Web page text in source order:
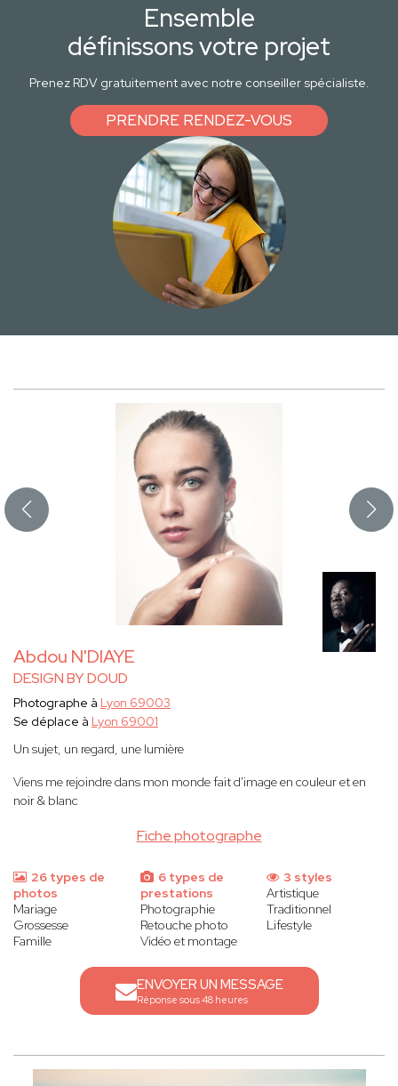
Ensemble
définissons votre projet
Prenez RDV gratuitement avec notre conseiller spécialiste.
PRENDRE RENDEZ-VOUS
Abdou N'DIAYE
DESIGN BY DOUD
Fiche photographe
Photographe à Lyon 69003
Se déplace à Lyon 69001
Un sujet, un regard, une lumière
Viens me rejoindre dans mon monde fait d'image en couleur et en
noir & blanc
26 types de
photos
Mariage
Grossesse
Famille
6 types de
prestations
Photographie
Retouche photo
Vidéo et montage
3 styles
Artistique
Traditionnel
Lifestyle
ENVOYER UN MESSAGE
Réponse sous 48 heures